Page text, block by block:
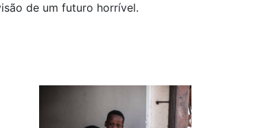
de um futuro horrível.